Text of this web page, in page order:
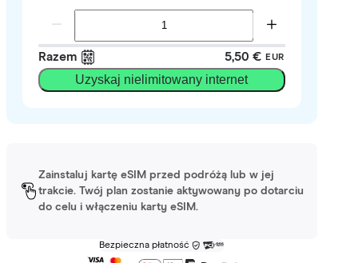
Razem 5,50 € EUR
Uzyskaj nielimitowany internet
Zainstaluj kartę eSIM przed podróżą lub w jej
trakcie. Twój plan zostanie aktywowany po dotarciu
do celu i włączeniu karty eSIM.
Bezpieczna płatność